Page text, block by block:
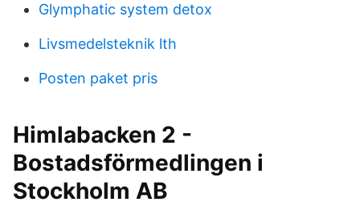
Glymphatic system detox
Livsmedelsteknik lth
Posten paket pris
Himlabacken 2 -
Bostadsförmedlingen i
Stockholm AB